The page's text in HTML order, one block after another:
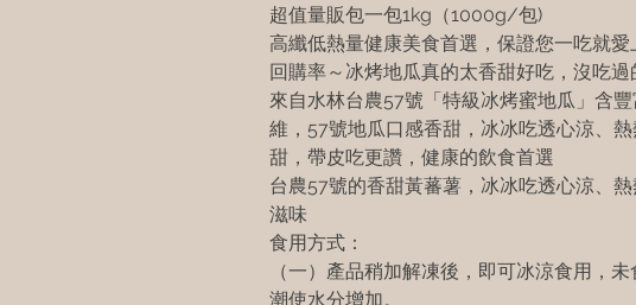
超值量販包一包1kg（1000g/包)
高纖低熱量健康美食首選，保證您一吃就愛
回購率～冰烤地瓜真的太香甜好吃，沒吃
來自水林台農57號「特級冰烤蜜地瓜」含
維，57號地瓜口感香甜，冰冰吃透心涼、
甜，帶皮吃更讚，健康的飲食首選
台農57號的香甜黃蕃薯，冰冰吃透心涼、
滋味
食用方式：
（一）產品稍加解凍後，即可冰涼食用，
潮使水分增加。